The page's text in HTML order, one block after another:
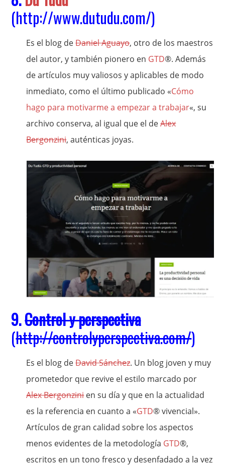
(http://www.dutudu.com/)
Es el blog deDaniel Aguayo, otro de los maestros
del autor, y también pionero en GTD®. Además
de artículos muy valiosos y aplicables de modo
inmediato, como el último publicado «Cómo
hago para motivarme a empezar a trabajar«, su
archivo conserva, al igual que el deAlex
Bergonzini, auténticas joyas.
9.Control y perspectiva
(http://controlyperspectiva.com/)
Es el blog deDavid Sánchez. Un blog joven y muy
prometedor que revive el estilo marcado por
Alex Bergonzinien su día y que en la actualidad
es la referencia en cuanto a «GTD® vivencial».
Artículos de gran calidad sobre los aspectos
menos evidentes de la metodología GTD®,
escritos en un tono fresco y desenfadado a la vez